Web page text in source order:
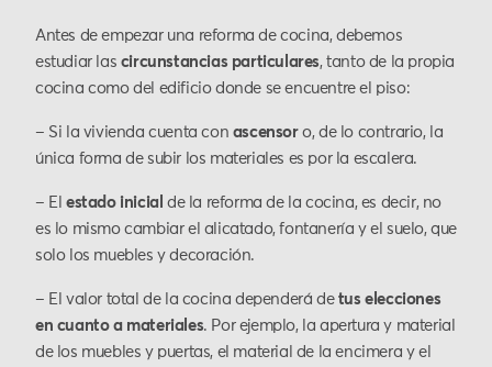
Antes de empezar una reforma de cocina, debemos
estudiar las circunstancias particulares, tanto de la propia
cocina como del edificio donde se encuentre el piso:
– Si la vivienda cuenta con ascensoro, de lo contrario, la
única forma de subir los materiales es por la escalera.
– El estado inicial de la reforma de la cocina, es decir, no
es lo mismo cambiar el alicatado, fontanería y el suelo, que
solo los muebles y decoración.
– El valor total de la cocina dependerá detus elecciones
en cuanto a materiales. Por ejemplo, la apertura y material
de los muebles y puertas, el material de la encimera y el